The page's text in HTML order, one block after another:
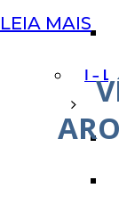
I – L
LEIA MAIS